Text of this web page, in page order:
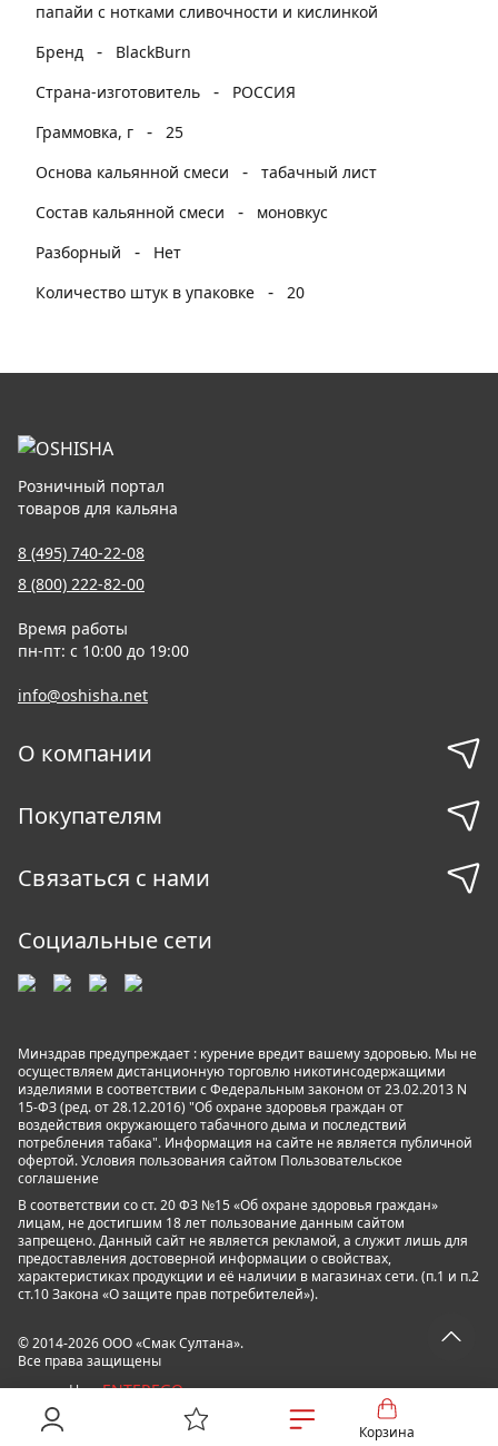
Корзина
папайи с нотками сливочности и кислинкой
Бренд
-
BlackBurn
Страна-изготовитель
-
РОССИЯ
Граммовка, г
- 25
Основа кальянной смеси
- табачный лист
Состав кальянной смеси
-
моновкус
Разборный
-
Нет
Количество штук в упаковке
- 20
Розничный портал
товаров для кальяна
8 (495) 740-22-08
8 (800) 222-82-00
Время работы
пн-пт: с 10:00 до 19:00
info@oshisha.net
О компании
Покупателям
Связаться с нами
Социальные сети
Минздрав предупреждает : курение вредит вашему здоровью. Мы не
осуществляем дистанционную торговлю никотинсодержащими
изделиями в соответствии с Федеральным законом от 23.02.2013 N
15-ФЗ (ред. от 28.12.2016) "Об охране здоровья граждан от
воздействия окружающего табачного дыма и последствий
потребления табака". Информация на сайте не является публичной
офертой. Условия пользования сайтом Пользовательское
соглашение
В соответствии со ст. 20 ФЗ №15 «Об охране здоровья граждан»
лицам, не достигшим 18 лет пользование данным сайтом
запрещено. Данный сайт не является рекламой, а служит лишь для
предоставления достоверной информации о свойствах,
характеристиках продукции и её наличии в магазинах сети. (п.1 и п.2
ст.10 Закона «О защите прав потребителей»).
© 2014-2026 ООО «Смак Султана».
Все права защищены
powered by ENTEREGO